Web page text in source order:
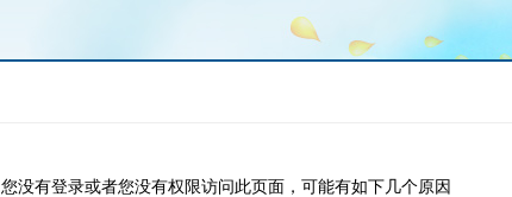
您没有登录或者您没有权限访问此页面，可能有如下几个原因